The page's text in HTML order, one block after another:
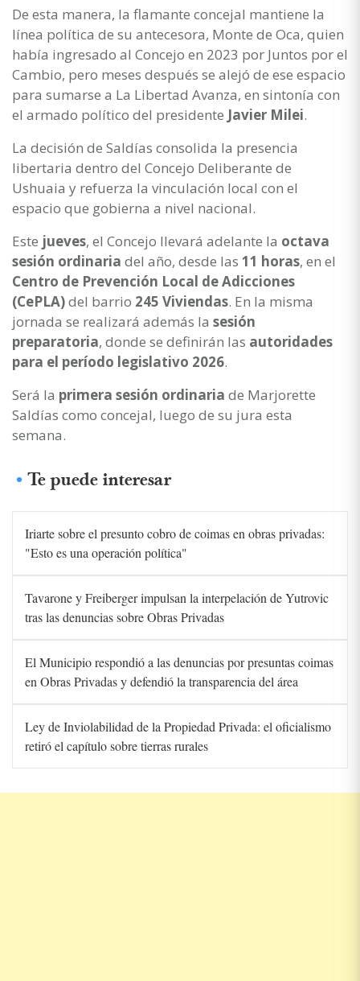
De esta manera, la flamante concejal mantiene la
línea política de su antecesora, Monte de Oca, quien
había ingresado al Concejo en 2023 por Juntos por el
Cambio, pero meses después se alejó de ese espacio
para sumarse a La Libertad Avanza, en sintonía con
el armado político del presidente Javier Milei.
La decisión de Saldías consolida la presencia
libertaria dentro del Concejo Deliberante de
Ushuaia y refuerza la vinculación local con el
espacio que gobierna a nivel nacional.
Este jueves, el Concejo llevará adelante la octava
sesión ordinaria del año, desde las 11 horas, en el
Centro de Prevención Local de Adicciones
(CePLA)del barrio 245 Viviendas. En la misma
jornada se realizará además la sesión
preparatoria, donde se definirán las autoridades
para el período legislativo 2026.
Será la primera sesión ordinaria de Marjorette
Saldías como concejal, luego de su jura esta
semana.
Te puede interesar
Iriarte sobre el presunto cobro de coimas en obras privadas:
"Esto es una operación política"
Tavarone y Freiberger impulsan la interpelación de Yutrovic
tras las denuncias sobre Obras Privadas
El Municipio respondió a las denuncias por presuntas coimas
en Obras Privadas y defendió la transparencia del área
Ley de Inviolabilidad de la Propiedad Privada: el oficialismo
retiró el capítulo sobre tierras rurales